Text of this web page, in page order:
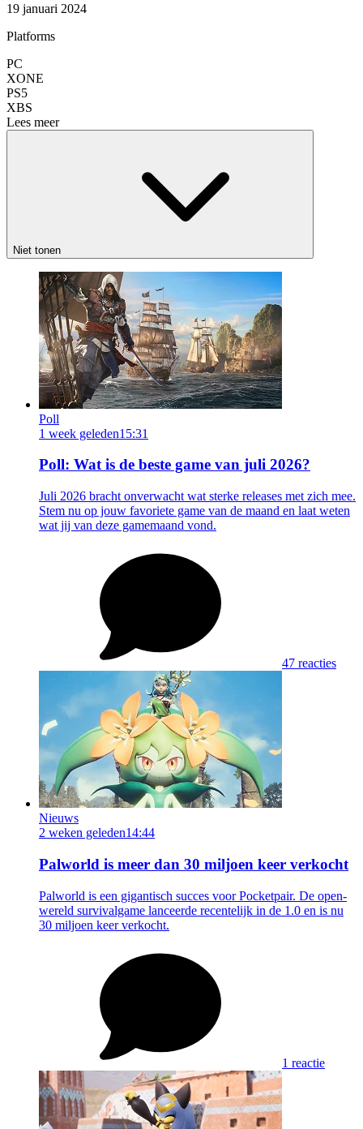
19 januari 2024
Platforms
PC
XONE
PS5
XBS
Lees meer
Niet tonen
Poll
1 week geleden15:31
Poll: Wat is de beste game van juli 2026?
Juli 2026 bracht onverwacht wat sterke releases met zich mee.
Stem nu op jouw favoriete game van de maand en laat weten
wat jij van deze gamemaand vond.
47 reacties
Nieuws
2 weken geleden14:44
Palworld is meer dan 30 miljoen keer verkocht
Palworld is een gigantisch succes voor Pocketpair. De open-
wereld survivalgame lanceerde recentelijk in de 1.0 en is nu
30 miljoen keer verkocht.
1 reactie